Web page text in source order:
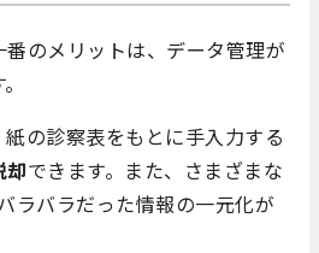
のメリットは、データ管理が
の診察表をもとに手入力する
却できます。また、さまざまな
ラバラだった情報の一元化が